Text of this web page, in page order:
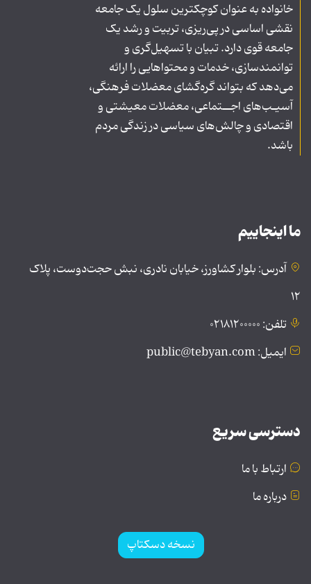
خانواده به عنوان کوچکترین سلول یک جامعه
نقشی اساسی در پی‌ریزی، تربیت و رشد یک
جامعه قوی دارد. تبیان با تسهیل‌گری و
توانمندسازی، خدمات و محتواهایی را ارائه
می‌دهد که بتواند گره‌گشای معضلات فرهنگی،
آسیـب‌های اجــتماعی، معضلات معیشتی و
اقتصادی و چالش‌های سیاسی در زندگی مردم
باشد.
ما اینجاییم
آدرس: بلوار کشاورز، خیابان نادری، نبش حجت‌دوست، پلاک
۱۲
تلفن: ۰۲۱۸۱۲۰۰۰۰۰
ایمیل: public@tebyan.com
دسترسی سریع
ارتباط با ما
درباره ما
نسخه دسکتاپ